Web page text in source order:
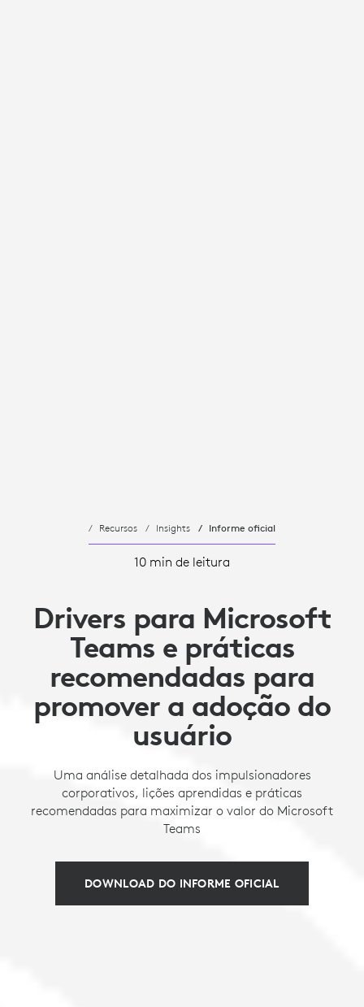
Recursos Insights Informe oficial
10 min de leitura
Drivers para Microsoft
Teams e práticas
recomendadas para
promover a adoção do
usuário
Uma análise detalhada dos impulsionadores
corporativos, lições aprendidas e práticas
recomendadas para maximizar o valor do Microsoft
Teams
DOWNLOAD DO INFORME OFICIAL